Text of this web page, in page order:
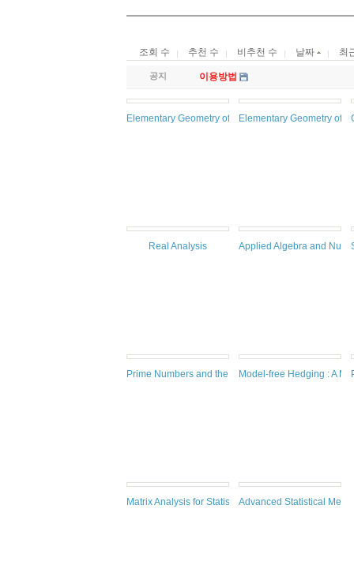
조회 수 추천 수 비추천 수 날짜 최
공지 이용방법
Elementary Geometry of Algebraic Curves: An
Elementary Geometry of
Real Analysis Applied Algebra and
Prime Numbers and the Riemann Hypothesis
Model-free Hedging : A
Matrix Analysis for Statistics, Third edition
Advanced Statistical